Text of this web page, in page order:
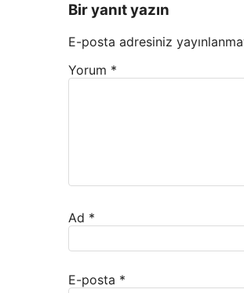
Bir yanıt yazın
E-posta adresiniz
Yorum *
Ad *
E-posta *